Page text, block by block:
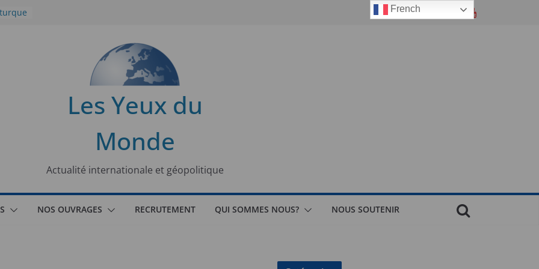
Les Yeux du
Monde
Actualité internationale et géopolitique
NOS OUVRAGES RECRUTEMENT QUI SOMMES NOUS? NOUS SOUTENIR
French